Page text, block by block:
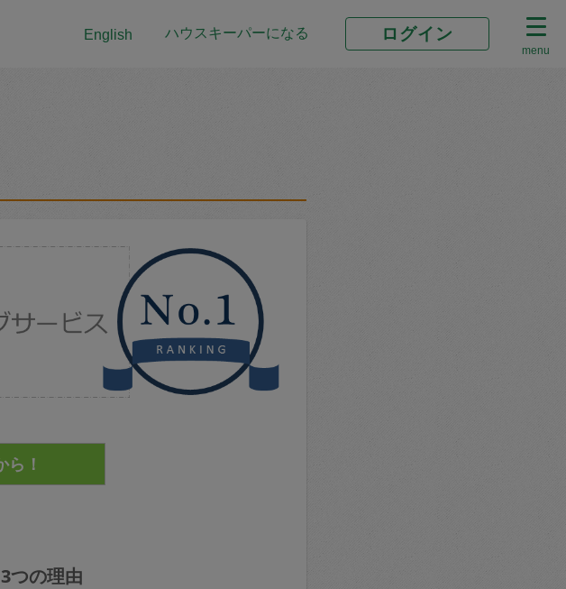
English ハウスキーパーになる ログイン
menu
つの理由